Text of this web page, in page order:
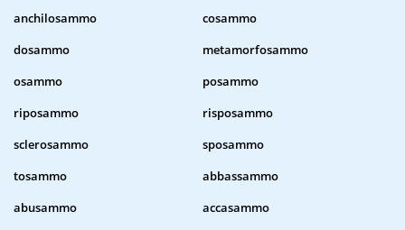
anchilosammo
cosammo
dosammo
metamorfosammo
osammo
posammo
riposammo
risposammo
sclerosammo
sposammo
tosammo
abbassammo
abusammo
accasammo